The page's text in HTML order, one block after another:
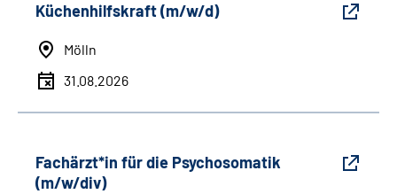
Küchenhilfskraft (m/w/d)
Mölln
31.08.2026
Fachärzt*in für die Psychosomatik
(m/w/div)